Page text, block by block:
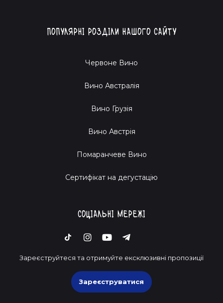
Популярні розділи нашого сайту
Червоне Вино
Вино Австралія
Вино Грузія
Вино Австрія
Помаранчеве Вино
Cертифікат на дегустацію
Соціальні мережі
Зареєструйтеся та отримуйте ексклюзивні пропозиції
Зареєструватися